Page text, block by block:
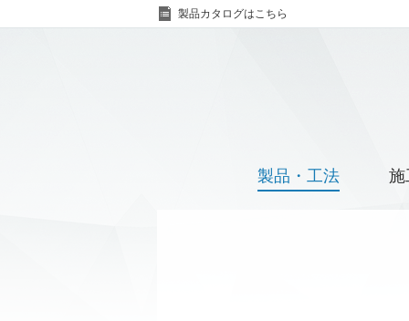
製品カタログはこちら
製品・工法 施